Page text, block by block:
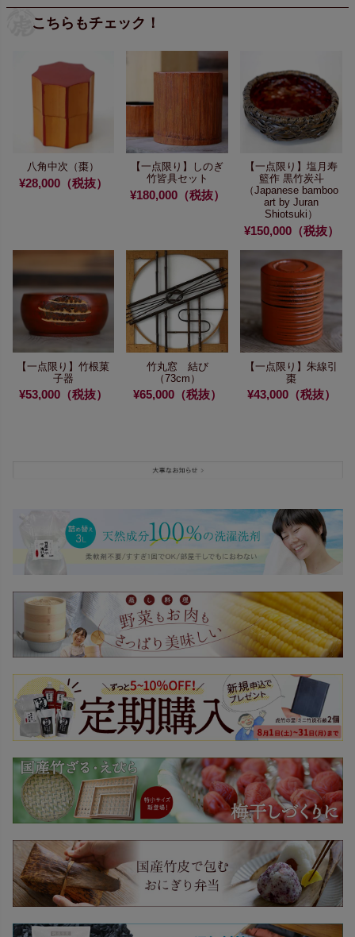
こちらもチェック！
八角中次（棗）
¥28,000（税抜）
【一点限り】
しのぎ
竹皆具セット
¥180,000（税抜）
【一点限り】塩月寿
籃作 黒竹炭斗
（Japanese bamboo
art by Juran
Shiotsuki）
¥150,000（税抜）
【一点限り】竹根菓
子器
¥53,000（税抜）
竹丸窓 結び
（73cm）
¥65,000（税抜）
【一点限り】朱線引
棗
¥43,000（税抜）